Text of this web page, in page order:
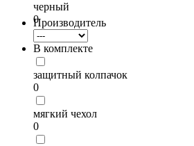
черный
0
Производитель
В комплекте
защитный колпачок
0
мягкий чехол
0